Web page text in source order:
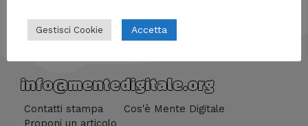
info@mentedigitale.org
Contatti stampa
Cos'è Mente Digitale
Proponi un articolo
Gestisci Cookie Accetta